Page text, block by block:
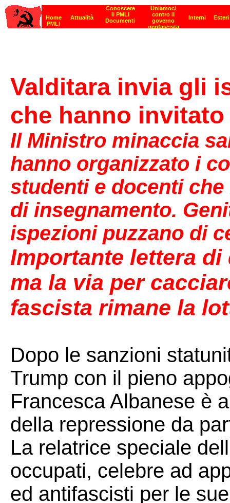
Valditara invia gli
che hanno invitato
Il Ministro minaccia
hanno organizzato i
studenti e docenti
di insegnamento.
ispezioni puzzano di
Importante lettera di
ma la via per
fascista rimane la
Dopo le sanzioni
Trump con il pieno
Francesca Albanese è
della repressione da
La relatrice speciale
occupati, celebre ad
ed antifascisti per le